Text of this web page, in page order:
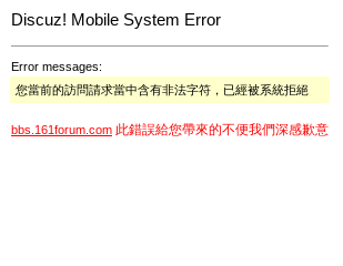
Discuz! Mobile System Error
Error messages:
您當前的訪問請求當中含有非法字符，已經被系統拒絕
bbs.161forum.com 此錯誤給您帶來的不便我們深感歉意